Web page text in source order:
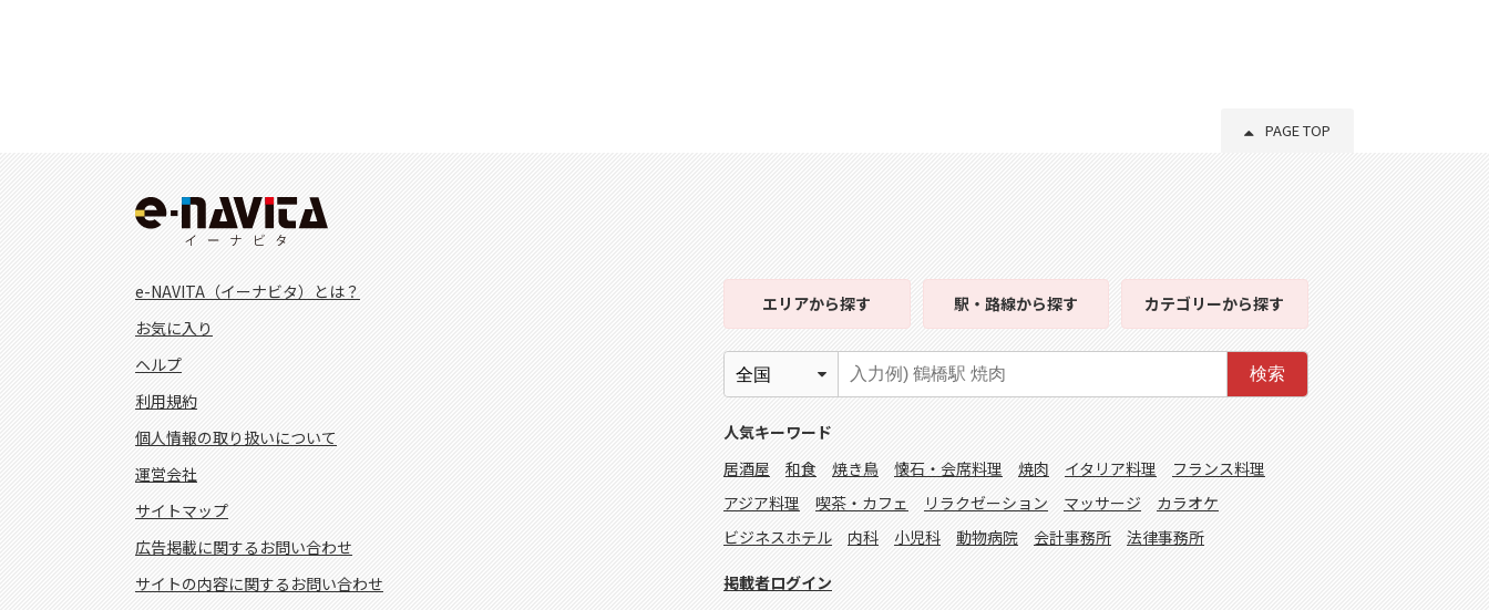
PAGE TOP
e-NAVITA（イーナビタ）とは？
お気に入り
ヘルプ
利用規約
個人情報の取り扱いについて
運営会社
サイトマップ
広告掲載に関するお問い合わせ
サイトの内容に関するお問い合わせ
エリアから探す 駅・路線から探す カテゴリーから探す
検索
人気キーワード
居酒屋
和食 焼き鳥 懐石・会席料理 焼肉 イタリア料理
フランス料理
アジア料理
喫茶・カフェ リラクゼーション マッサージ
カラオケ
ビジネスホテル
内科 小児科 動物病院 会計事務所 法律事務所
掲載者ログイン